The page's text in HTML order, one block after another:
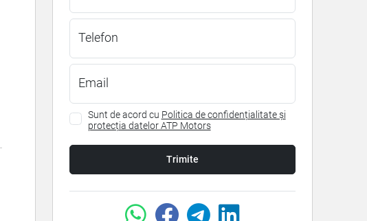
Telefon
Email
Sunt de acord cu Politica de confidențialitate și
protecția datelor ATP Motors
Trimite